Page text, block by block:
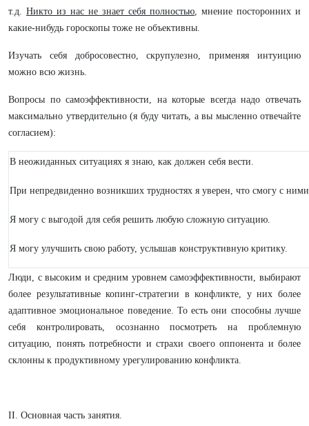
т.д. Никто из нас не знает себя полностью, мнение посторонних и
какие-нибудь гороскопы тоже не объективны.
Изучать себя добросовестно, скрупулезно, применяя интуицию
можно всю жизнь.
Вопросы по самоэффективности, на которые всегда надо отвечать
максимально утвердительно (я буду читать, а вы мысленно отвечайте
согласием):
В неожиданных ситуациях я знаю, как должен себя вести.
При непредвиденно возникших трудностях я уверен, что смогу с ними
Я могу с выгодой для себя решить любую сложную ситуацию.
Я могу улучшить свою работу, услышав конструктивную критику.
Люди, с высоким и средним уровнем самоэффективности, выбирают
более результативные копинг-стратегии в конфликте, у них более
адаптивное эмоциональное поведение. То есть они способны лучше
себя контролировать, осознанно посмотреть на проблемную
ситуацию, понять потребности и страхи своего оппонента и более
склонны к продуктивному урегулированию конфликта.
II. Основная часть занятия.